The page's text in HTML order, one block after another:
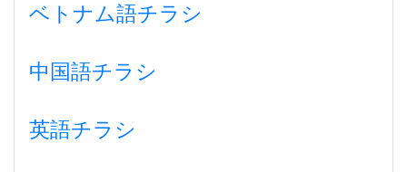
ベトナム語チラシ
中国語チラシ
英語チラシ